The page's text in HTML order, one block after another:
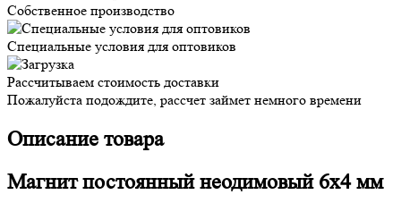
Собственное производство
Специальные условия для оптовиков
Рассчитываем стоимость доставки
Пожалуйста подождите, рассчет займет немного времени
Описание товара
Магнит постоянный неодимовый 6х4 мм